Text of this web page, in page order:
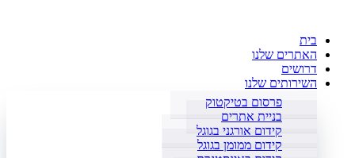
בית
האתרים שלנו
דרושים
השירותים שלנו
פרסום בטיקטוק
בניית אתרים
קידום אורגני בגוגל
קידום ממומן בגוגל